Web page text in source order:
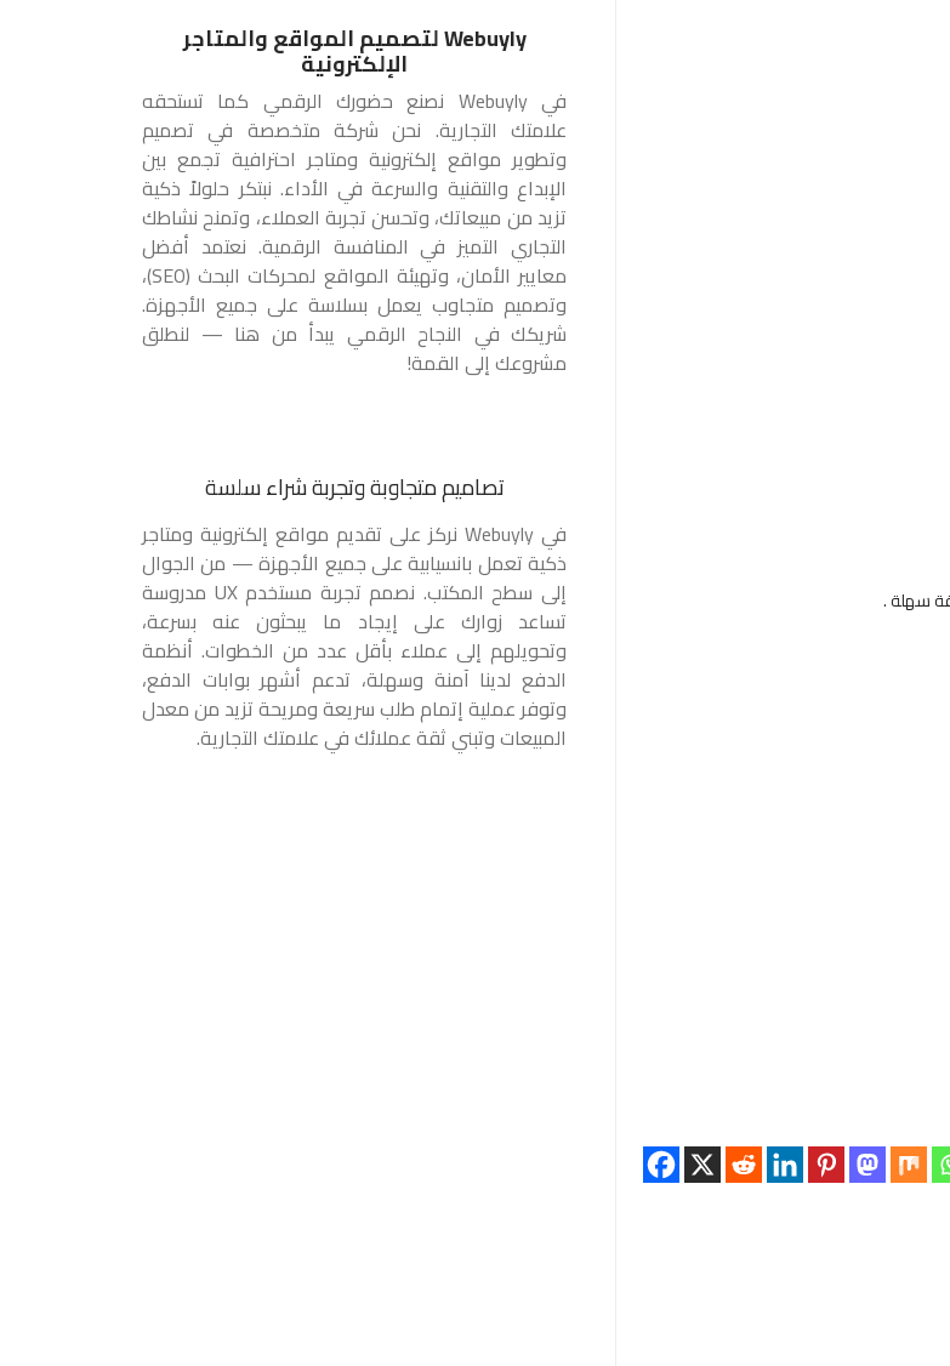
Webuyly لتصميم المواقع والمتاجر
الإلكترونية
في Webuyly نصنع حضورك الرقمي كما تستحقه
علامتك التجارية. نحن شركة متخصصة في تصميم
وتطوير مواقع إلكترونية ومتاجر احترافية تجمع بين
الإبداع والتقنية والسرعة في الأداء. نبتكر حلولاً ذكية
تزيد من مبيعاتك، وتحسن تجربة العملاء، وتمنح نشاطك
التجاري التميز في المنافسة الرقمية. نعتمد أفضل
معايير الأمان، وتهيئة المواقع لمحركات البحث (SEO)،
وتصميم متجاوب يعمل بسلاسة على جميع الأجهزة.
شريكك في النجاح الرقمي يبدأ من هنا — لنطلق
مشروعك إلى القمة!
تصاميم متجاوبة وتجربة شراء سلسة
في Webuyly نركز على تقديم مواقع إلكترونية ومتاجر
ذكية تعمل بانسيابية على جميع الأجهزة — من الجوال
إلى سطح المكتب. نصمم تجربة مستخدم UX مدروسة
تساعد زوارك على إيجاد ما يبحثون عنه بسرعة،
وتحويلهم إلى عملاء بأقل عدد من الخطوات. أنظمة
الدفع لدينا آمنة وسهلة، تدعم أشهر بوابات الدفع،
وتوفر عملية إتمام طلب سريعة ومريحة تزيد من معدل
المبيعات وتبني ثقة عملائك في علامتك التجارية.